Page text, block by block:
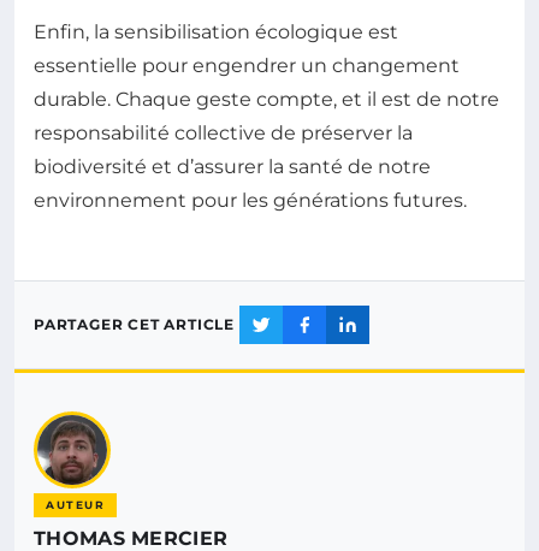
Enfin, la sensibilisation écologique est
essentielle pour engendrer un changement
durable. Chaque geste compte, et il est de notre
responsabilité collective de préserver la
biodiversité et d’assurer la santé de notre
environnement pour les générations futures.
PARTAGER CET ARTICLE
AUTEUR
THOMAS MERCIER